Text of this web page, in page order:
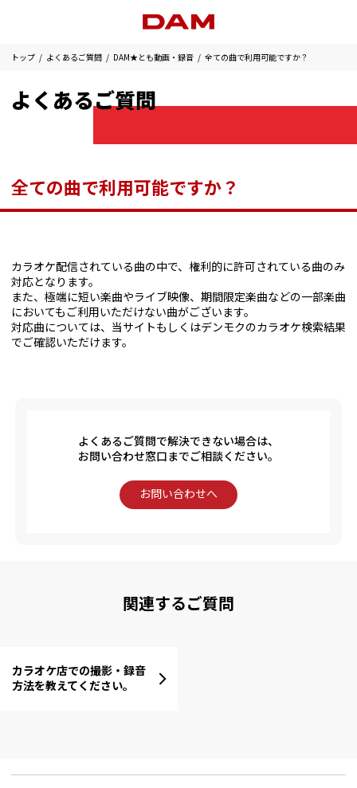
トップ よくあるご質問 DAM★とも動画・録音 全ての曲で利用可能ですか？
よくあるご質問
全ての曲で利用可能ですか？
カラオケ配信されている曲の中で、権利的に許可されている曲のみ
対応となります。
また、極端に短い楽曲やライブ映像、期間限定楽曲などの一部楽曲
においてもご利用いただけない曲がございます。
対応曲については、当サイトもしくはデンモクのカラオケ検索結果
でご確認いただけます。
よくあるご質問で解決できない場合は、
お問い合わせ窓口までご相談ください。
お問い合わせへ
関連するご質問
カラオケ店での撮影・録音
方法を教えてください。